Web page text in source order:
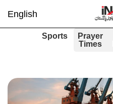
English
Prayer
Times
Sports